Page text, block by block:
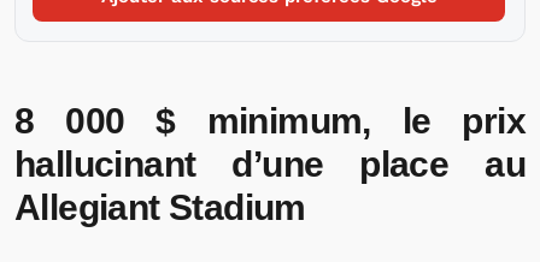
8 000 $ minimum, le prix
hallucinant d’une place au
Allegiant Stadium